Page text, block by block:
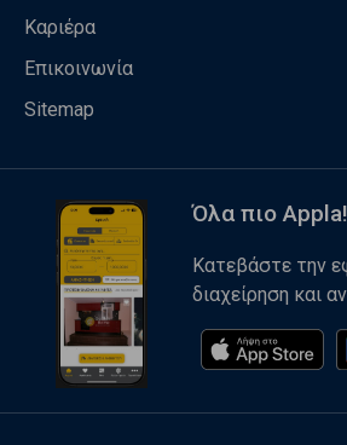
Καριέρα
Επικοινωνία
Sitemap
Όλα πιο Appla!
Κατεβάστε την
διαχείρηση και